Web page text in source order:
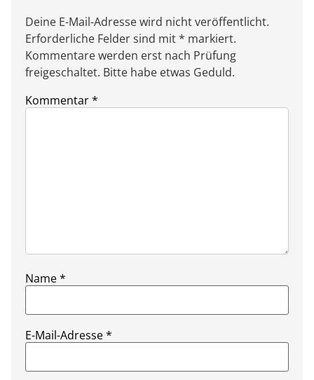
Deine E-Mail-Adresse wird nicht veröffentlicht.
Erforderliche Felder sind mit * markiert.
Kommentare werden erst nach Prüfung
freigeschaltet. Bitte habe etwas Geduld.
Kommentar*
Name*
E-Mail-Adresse*